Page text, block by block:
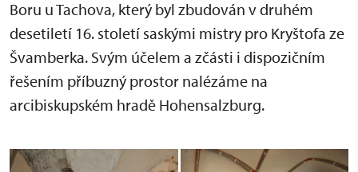
Boru u Tachova, který byl zbudován v druhém
desetiletí 16. století saskými mistry pro Kryštofa ze
Švamberka. Svým účelem a zčásti i dispozičním
řešením příbuzný prostor nalézáme na
arcibiskupském hradě Hohensalzburg.